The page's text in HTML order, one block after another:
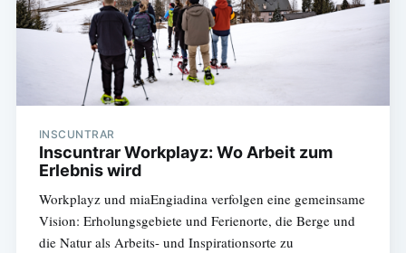
INSCUNTRAR
Inscuntrar Workplayz: Wo Arbeit zum
Erlebnis wird
Workplayz und miaEngiadina verfolgen eine gemeinsame
Vision: Erholungsgebiete und Ferienorte, die Berge und
die Natur als Arbeits- und Inspirationsorte zu